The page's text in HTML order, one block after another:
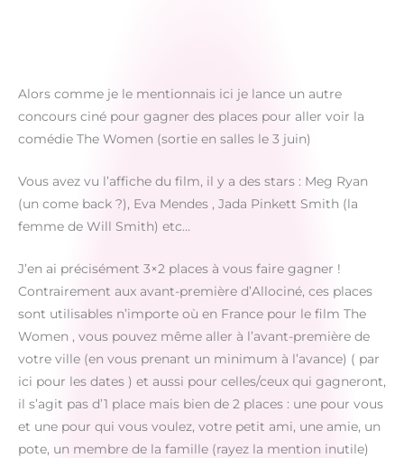
Alors comme je le mentionnais ici je lance un autre
concours ciné pour gagner des places pour aller voir la
comédie The Women (sortie en salles le 3 juin)
Vous avez vu l’affiche du film, il y a des stars : Meg Ryan
(un come back ?), Eva Mendes , Jada Pinkett Smith (la
femme de Will Smith) etc…
J’en ai précisément 3×2 places à vous faire gagner !
Contrairement aux avant-première d’Allociné, ces places
sont utilisables n’importe où en France pour le film The
Women , vous pouvez même aller à l’avant-première de
votre ville (en vous prenant un minimum à l’avance) ( par
ici pour les dates ) et aussi pour celles/ceux qui gagneront,
il s’agit pas d’1 place mais bien de 2 places : une pour vous
et une pour qui vous voulez, votre petit ami, une amie, un
pote, un membre de la famille (rayez la mention inutile)